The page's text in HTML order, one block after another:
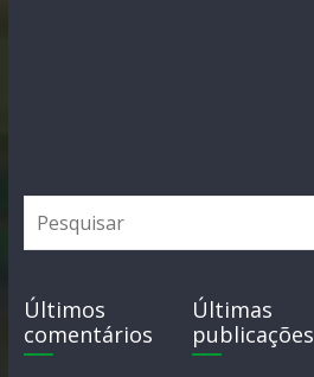
Últimos
comentários
Últimas
publicações